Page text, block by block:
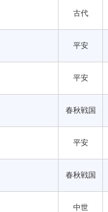
古代
平安
平安
春秋戦国
平安
春秋戦国
中世